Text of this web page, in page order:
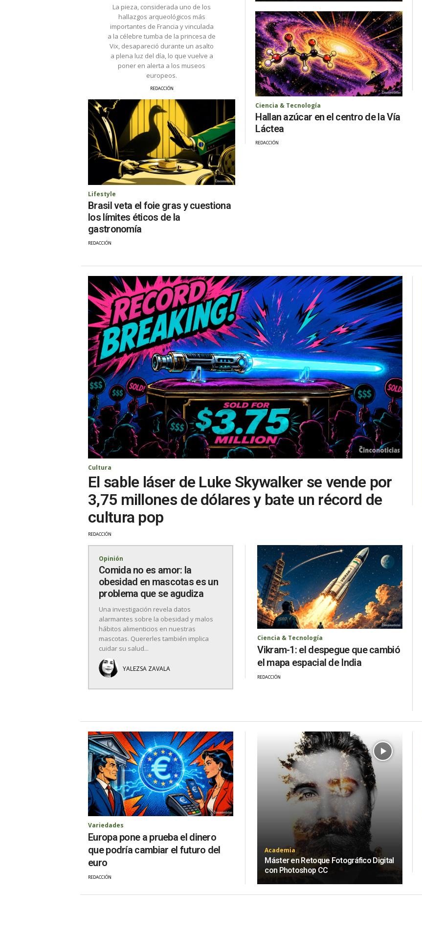
La pieza, considerada uno de los
hallazgos arqueológicos más
importantes de Francia y vinculada
a la célebre tumba de la princesa de
Vix, desapareció durante un asalto
a plena luz del día, lo que vuelve a
poner en alerta a los museos
europeos.
REDACCIÓN
Lifestyle
Brasil veta el foie gras y cuestiona
los límites éticos de la
gastronomía
REDACCIÓN
Ciencia & Tecnología
Hallan azúcar en el centro de la Vía
Láctea
REDACCIÓN
Cultura
El sable láser de Luke Skywalker se vende por
3,75 millones de dólares y bate un récord de
cultura pop
REDACCIÓN
Opinión
Comida no es amor: la
obesidad en mascotas es un
problema que se agudiza
Una investigación revela datos
alarmantes sobre la obesidad y malos
hábitos alimenticios en nuestras
mascotas. Quererles también implica
cuidar su salud...
YALEZSA ZAVALA
Ciencia & Tecnología
Vikram-1: el despegue que cambió
el mapa espacial de India
REDACCIÓN
Variedades
Europa pone a prueba el dinero
que podría cambiar el futuro del
euro
REDACCIÓN
Academia
Máster en Retoque Fotográfico Digital
con Photoshop CC